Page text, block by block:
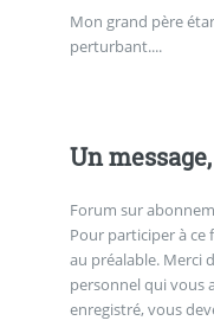
Mon grand père
perturbant....
Un
Forum sur
Pour participer à ce
au préalable. Merci
personnel qui vous
enregistré, vous